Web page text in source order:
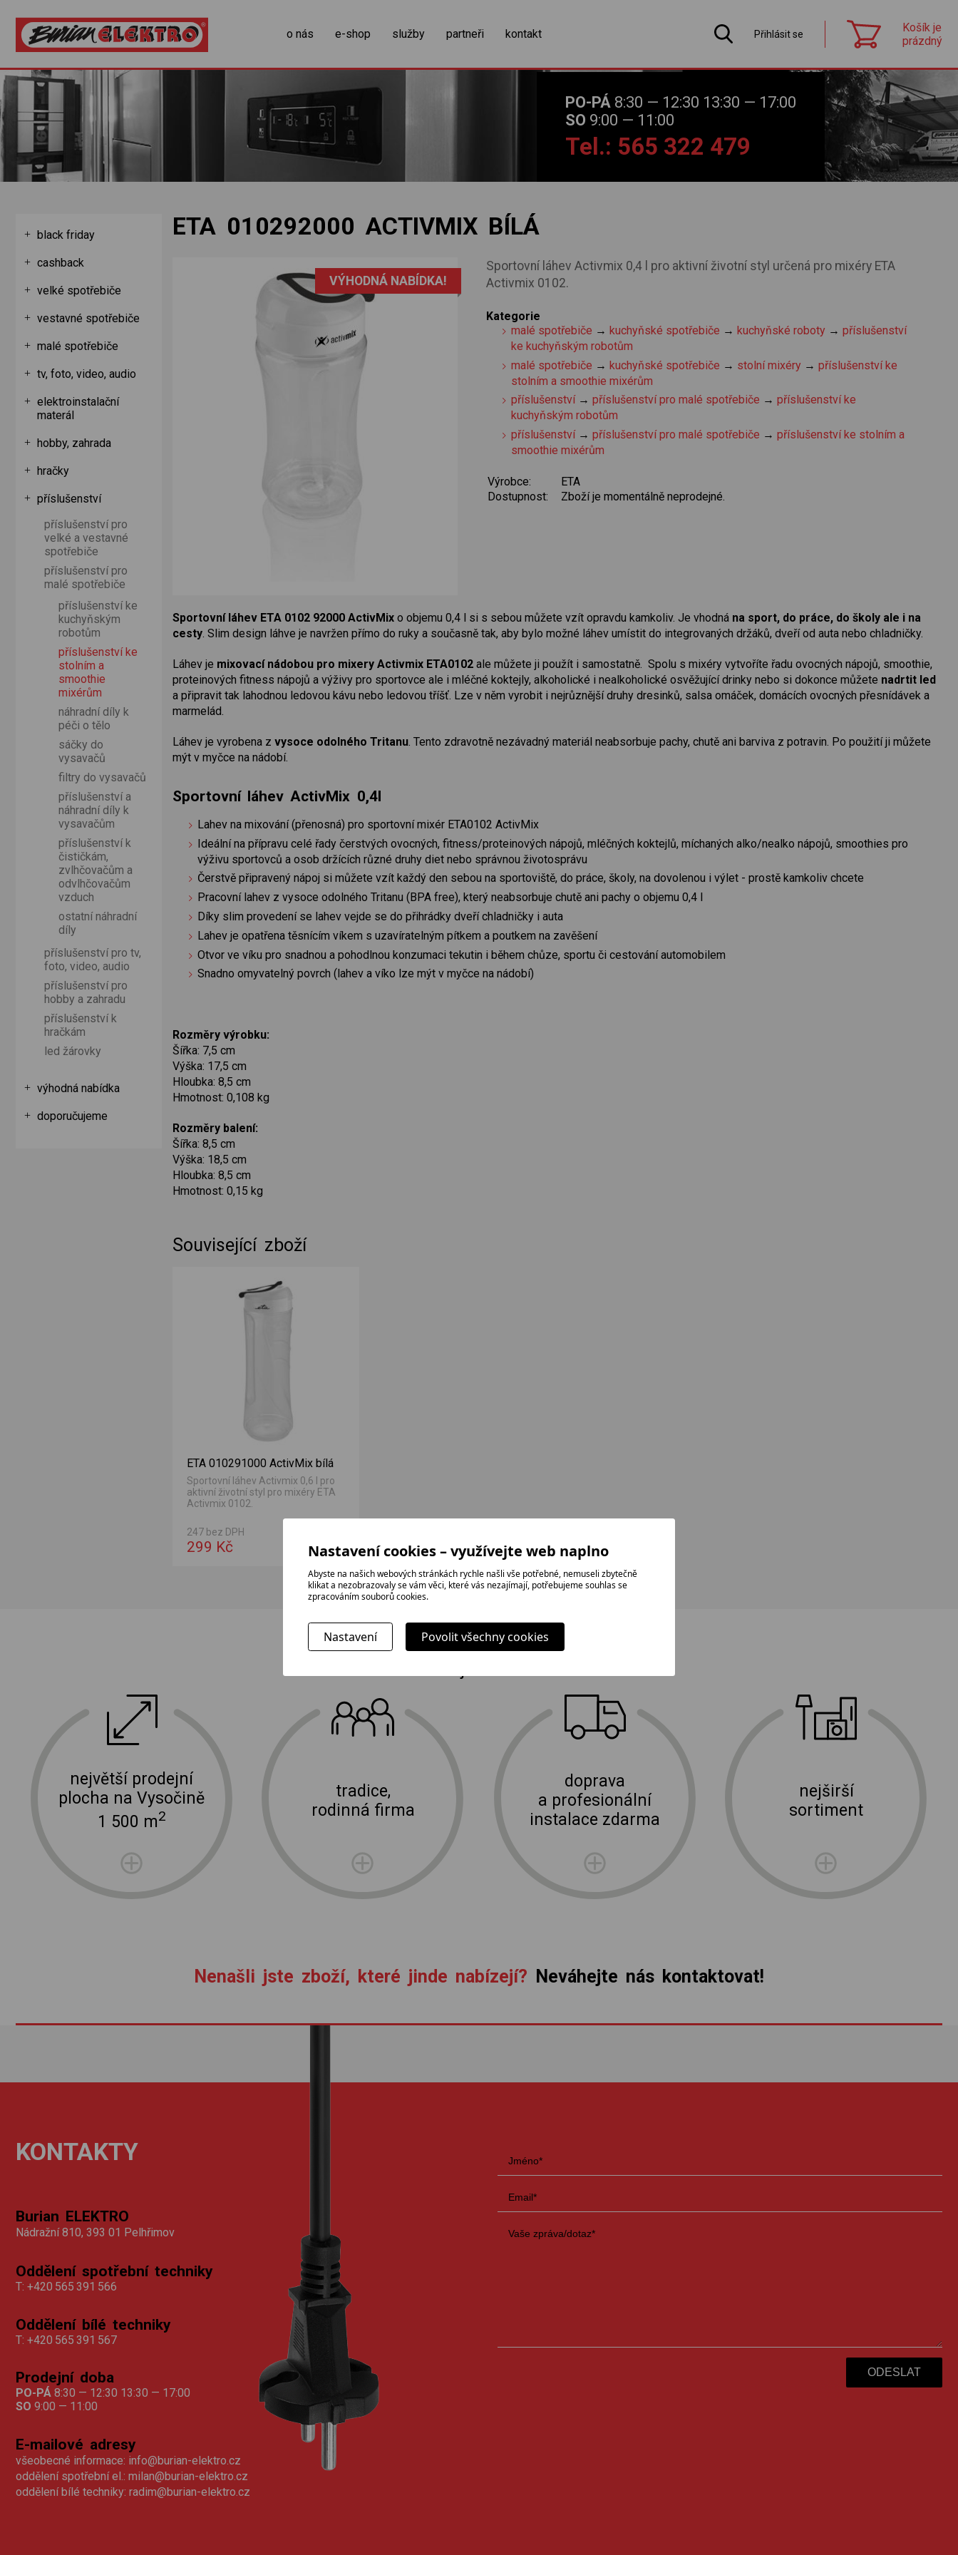
o nás e-shop služby partneři kontakt Přihlásit se
Košík je
prázdný
zobrazit obsah košíku
PO-PÁ 8:30 — 12:30 13:30 — 17:00
SO 9:00 — 11:00
Tel.: 565 322 479
ETA 010292000 ACTIVMIX BÍLÁ
Sportovní láhev Activmix 0,4 l pro aktivní životní styl určená pro mixéry ETA
Activmix 0102.
Kategorie
malé spotřebiče →kuchyňské spotřebiče →kuchyňské roboty →příslušenství
ke kuchyňským robotům
malé spotřebiče →kuchyňské spotřebiče → stolní mixéry →příslušenství ke
stolním a smoothie mixérům
příslušenství→příslušenství pro malé spotřebiče →příslušenství ke
kuchyňským robotům
příslušenství→příslušenství pro malé spotřebiče →příslušenství ke stolním a
smoothie mixérům
Výrobce:
ETA
Dostupnost:
Zboží je momentálně neprodejné.
VÝHODNÁ NABÍDKA!
Sportovní láhev ETA 0102 92000 ActivMix o objemu 0,4 l si s sebou můžete vzít opravdu kamkoliv. Je vhodná na sport, do práce, do školy ale i na
cesty. Slim design láhve je navržen přímo do ruky a současně tak, aby bylo možné láhev umístit do integrovaných držáků, dveří od auta nebo chladničky.
Láhev je mixovací nádobou pro mixery Activmix ETA0102 ale můžete ji použít i samostatně. Spolu s mixéry vytvoříte řadu ovocných nápojů, smoothie,
proteinových fitness nápojů a výživy pro sportovce ale i mléčné koktejly, alkoholické i nealkoholické osvěžující drinky nebo si dokonce můžete nadrtit led
a připravit tak lahodnou ledovou kávu nebo ledovou tříšť. Lze v něm vyrobit i nejrůznější druhy dresinků, salsa omáček, domácích ovocných přesnídávek a
marmelád.
Láhev je vyrobena z vysoce odolného Tritanu . Tento zdravotně nezávadný materiál neabsorbuje pachy, chutě ani barviva z potravin. Po použití ji můžete
mýt v myčce na nádobí.
Sportovní láhev ActivMix 0,4l
Lahev na mixování (přenosná) pro sportovní mixér ETA0102 ActivMix
Ideální na přípravu celé řady čerstvých ovocných, fitness/proteinových nápojů, mléčných koktejlů, míchaných alko/nealko nápojů, smoothies pro
výživu sportovců a osob držících různé druhy diet nebo správnou životosprávu
Čerstvě připravený nápoj si můžete vzít každý den sebou na sportoviště, do práce, školy, na dovolenou i výlet - prostě kamkoliv chcete
Pracovní lahev z vysoce odolného Tritanu (BPA free), který neabsorbuje chutě ani pachy o objemu 0,4 l
Díky slim provedení se lahev vejde se do přihrádky dveří chladničky i auta
Lahev je opatřena těsnícím víkem s uzavíratelným pítkem a poutkem na zavěšení
Otvor ve víku pro snadnou a pohodlnou konzumaci tekutin i během chůze, sportu či cestování automobilem
Snadno omyvatelný povrch (lahev a víko lze mýt v myčce na nádobí)
Rozměry výrobku:
Šířka: 7,5 cm
Výška: 17,5 cm
Hloubka: 8,5 cm
Hmotnost: 0,108 kg
Rozměry balení:
Šířka: 8,5 cm
Výška: 18,5 cm
Hloubka: 8,5 cm
Hmotnost: 0,15 kg
Související zboží
ETA 010291000 ActivMix bílá
Sportovní láhev Activmix 0,6 l pro
aktivní životní styl pro mixéry ETA
Activmix 0102.
247 bez DPH
299 Kč
black friday
cashback
velké spotřebiče
vestavné spotřebiče
malé spotřebiče
tv, foto, video, audio
elektroinstalační
materál
hobby, zahrada
hračky
příslušenství
příslušenství pro
velké a vestavné
spotřebiče
příslušenství pro
malé spotřebiče
příslušenství ke
kuchyňským
robotům
příslušenství ke
stolním a
smoothie
mixérům
náhradní díly k
péči o tělo
sáčky do
vysavačů
filtry do vysavačů
příslušenství a
náhradní díly k
vysavačům
příslušenství k
čističkám,
zvlhčovačům a
odvlhčovačům
vzduch
ostatní náhradní
díly
příslušenství pro tv,
foto, video, audio
příslušenství pro
hobby a zahradu
příslušenství k
hračkám
led žárovky
výhodná nabídka
doporučujeme
největší prodejní
plocha na Vysočině
1 500 m2
tradice,
rodinná firma
doprava
a profesionální
instalace zdarma
doprava a instalace elektro zařízení
nejširší
sortiment
E-shop Elektro Burian
Nenašli jste zboží, které jinde nabízejí? Neváhejte nás kontaktovat!
KONTAKTY
Burian ELEKTRO
Nádražní 810, 393 01 Pelhřimov
Oddělení spotřební techniky
T: +420 565 391 566
Oddělení bílé techniky
T: +420 565 391 567
Prodejní doba
PO-PÁ 8:30 — 12:30 13:30 — 17:00
SO 9:00 — 11:00
E-mailové adresy
všeobecné informace: info@burian-elektro.cz
oddělení spotřební el.: milan@burian-elektro.cz
oddělení bílé techniky: radim@burian-elektro.cz
Nastavení cookies – využívejte web naplno
Abyste na našich webových stránkách rychle našli vše potřebné, nemuseli zbytečně
klikat a nezobrazovaly se vám věci, které vás nezajímají, potřebujeme souhlas se
zpracováním souborů cookies.
Nastavení Povolit všechny cookies